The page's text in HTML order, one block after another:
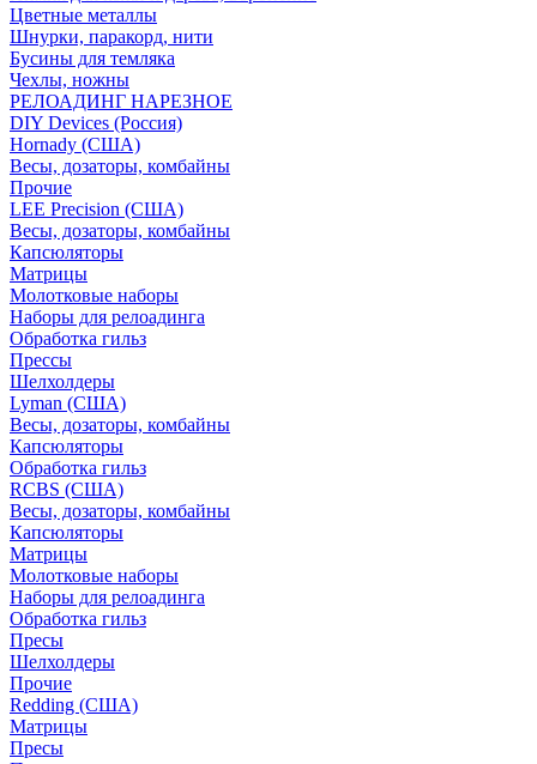
Цветные металлы
Шнурки, паракорд, нити
Бусины для темляка
Чехлы, ножны
РЕЛОАДИНГ НАРЕЗНОЕ
DIY Devices (Россия)
Hornady (США)
Весы, дозаторы, комбайны
Прочие
LEE Precision (США)
Весы, дозаторы, комбайны
Капсюляторы
Матрицы
Молотковые наборы
Наборы для релоадинга
Обработка гильз
Преcсы
Шелхолдеры
Lyman (США)
Весы, дозаторы, комбайны
Капсюляторы
Обработка гильз
RCBS (США)
Весы, дозаторы, комбайны
Капсюляторы
Матрицы
Молотковые наборы
Наборы для релоадинга
Обработка гильз
Пресы
Шелхолдеры
Прочие
Redding (США)
Матрицы
Пресы